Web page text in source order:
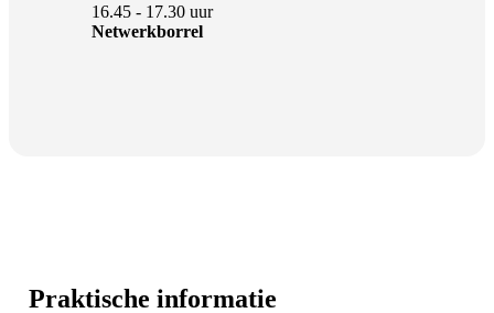
16.45 - 17.30 uur
Netwerkborrel
Praktische informatie